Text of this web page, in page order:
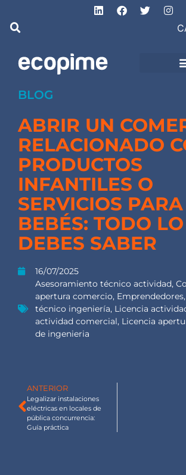
BLOG
ABRIR UN
RELACIONADO
PRODUCTOS
INFANTILES O
SERVICIOS PARA
BEBÉS: TODO
DEBES SABER
16/07/2025
Asesoramiento técnico actividad,
apertura comercio, Emprendedores,
técnico ingeniería, Licencia
actividad comercial, Licencia
de ingenieria
ANTERIOR
Legalizar instalaciones
eléctricas en locales de
pública concurrencia:
Guía práctica